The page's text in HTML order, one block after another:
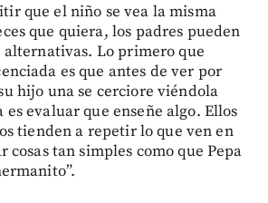
que el niño se vea la misma
que quiera, los padres pueden
Lo primero que
es que antes de ver por
hijo una se cerciore viéndola
evaluar que enseñe algo. Ellos
tienden a repetir lo que ven en
tan simples como que Pepa